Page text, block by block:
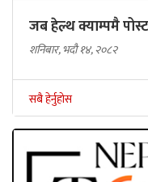
जब हेल्थ क्याम्पमै
शनिबार, भदौ १४, २०८२
सबै हेर्नुहोस